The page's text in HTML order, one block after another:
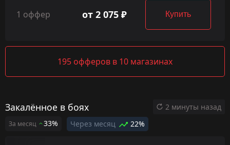
1 оффер от 2 075 ₽ Купить
195 офферов в 10 магазинах
Закалённое в боях
За месяц 33% Через месяц 22%
2 минуты назад